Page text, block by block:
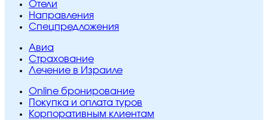
Отели
Направления
Спецпредложения
Авиа
Страхование
Лечение в Израиле
Online бронирование
Покупка и оплата туров
Корпоративным клиентам